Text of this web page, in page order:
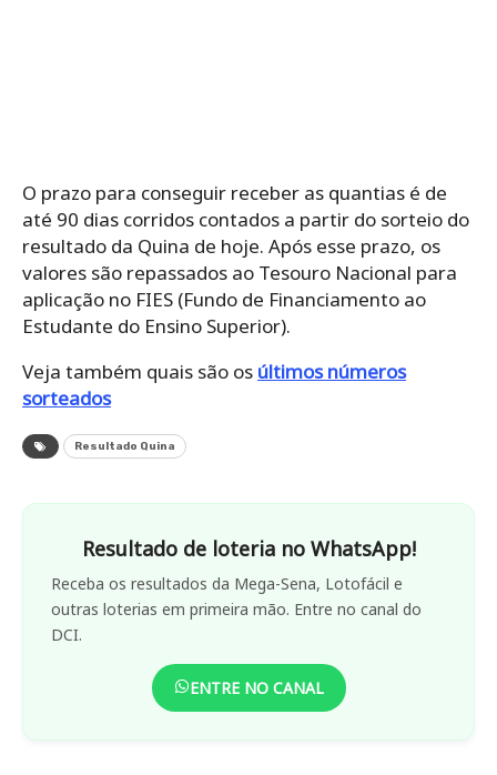
O prazo para conseguir receber as quantias é de
até 90 dias corridos contados a partir do sorteio do
resultado da Quina de hoje. Após esse prazo, os
valores são repassados ao Tesouro Nacional para
aplicação no FIES (Fundo de Financiamento ao
Estudante do Ensino Superior).
Veja também quais são os últimos números
sorteados
Resultado Quina
Resultado de loteria no WhatsApp!
Receba os resultados da Mega-Sena, Lotofácil e
outras loterias em primeira mão. Entre no canal do
DCI.
ENTRE NO CANAL